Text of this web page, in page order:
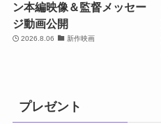
ン本編映像＆監督メッセー
ジ動画公開
2026.8.06 新作映画
プレゼント